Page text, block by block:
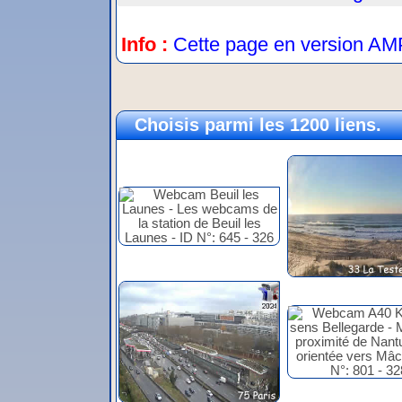
Info : Cette page en version
Choisis parmi les 1200 liens.